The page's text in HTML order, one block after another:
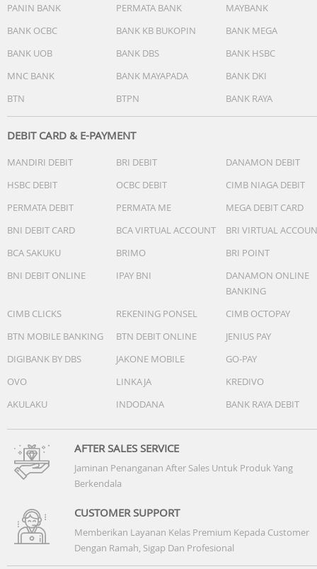
PANIN BANK
PERMATA BANK
MAYBANK
BANK OCBC
BANK KB BUKOPIN
BANK MEGA
BANK UOB
BANK DBS
BANK HSBC
MNC BANK
BANK MAYAPADA
BANK DKI
BTN
BTPN BANK RAYA
DEBIT CARD & E-PAYMENT
MANDIRI DEBIT BRI DEBIT
DANAMON DEBIT
HSBC DEBIT
OCBC DEBIT
CIMB NIAGA DEBIT
PERMATA DEBIT
PERMATA ME
MEGA DEBIT CARD
BNI DEBIT CARD
BCA VIRTUAL ACCOUNT
BRI VIRTUAL
BCA SAKUKU
BRIMO
BRI POINT
BNI DEBIT ONLINE
IPAY BNI
DANAMON ONLINE
BANKING
CIMB CLICKS
REKENING PONSEL
CIMB OCTOPAY
BTN MOBILE BANKING
BTN DEBIT ONLINE
JENIUS PAY
DIGIBANK BY DBS
JAKONE MOBILE
GO-PAY
OVO
LINKAJA
KREDIVO
AKULAKU
INDODANA BANK RAYA DEBIT
AFTER SALES SERVICE
Jaminan Penanganan After Sales Untuk Produk Yang
Berkendala
CUSTOMER SUPPORT
Memberikan Layanan Kelas Premium Kepada Customer
Dengan Ramah, Sigap Dan Profesional